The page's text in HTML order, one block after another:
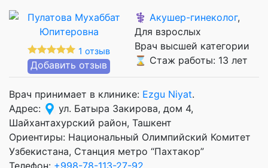
1 отзыв
Добавить отзыв
⚕️ Акушер-гинеколог,
Для взрослых
Врач высшей категории
⌛ Стаж работы: 13 лет
Врач принимает в клинике: Ezgu Niyat.
Адрес:
ул. Батыра Закирова, дом 4,
Шайхантахурский район, Ташкент
Ориентиры: Национальный Олимпийский Комитет
Узбекистана, Станция метро “Пахтакор”
Телефон: +998-78-113-27-92